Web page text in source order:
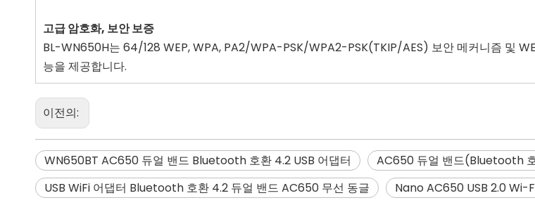
고급 암호화, 보안 보증
BL-WN650H는 64/128 WEP, WPA, PA2/WPA-PSK/WPA2-PSK(TKIP/AES) 보안 메커니즘 및
능을 제공합니다.
이전의:
WN650BT AC650 듀얼 밴드 Bluetooth 호환 4.2 USB 어댑터
AC650 듀얼 밴드(Bluetooth
USB WiFi 어댑터 Bluetooth 호환 4.2 듀얼 밴드 AC650 무선 동글
Nano AC650 USB 2.0 Wi-